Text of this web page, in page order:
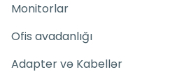
Monitorlar
Ofis avadanlığı
Adapter və Kabellər